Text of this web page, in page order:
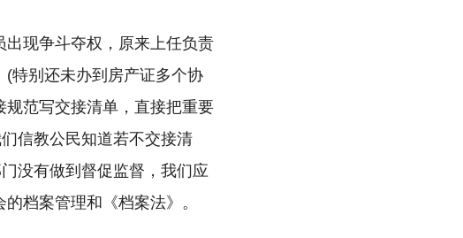
出现争斗夺权，原来上任负责
(特别还未办到房产证多个协
范写交接清单，直接把重要
信教公民知道若不交接清
没有做到督促监督，我们应
档案管理和《档案法》。